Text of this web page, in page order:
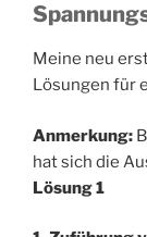
Meine neu
Lösungen für
Anmerkung:
hat sich die
Lösung 1